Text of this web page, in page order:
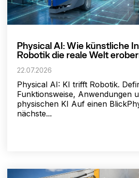
Physical AI: Wie künstliche
Robotik die reale Welt
22.07.2026
Physical AI: KI trifft Robotik.
Funktionsweise, Anwendungen
physischen KI Auf einen
nächste...